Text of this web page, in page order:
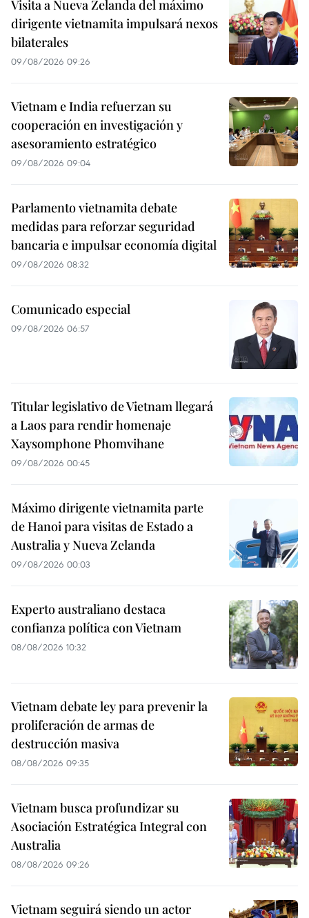
Visita a Nueva Zelanda del máximo
dirigente vietnamita impulsará nexos
bilaterales
09/08/2026 09:26
Vietnam e India refuerzan su
cooperación en investigación y
asesoramiento estratégico
09/08/2026 09:04
Parlamento vietnamita debate
medidas para reforzar seguridad
bancaria e impulsar economía digital
09/08/2026 08:32
Comunicado especial
09/08/2026 06:57
Titular legislativo de Vietnam llegará
a Laos para rendir homenaje
Xaysomphone Phomvihane
09/08/2026 00:45
Máximo dirigente vietnamita parte
de Hanoi para visitas de Estado a
Australia y Nueva Zelanda
09/08/2026 00:03
Experto australiano destaca
confianza política con Vietnam
08/08/2026 10:32
Vietnam debate ley para prevenir la
proliferación de armas de
destrucción masiva
08/08/2026 09:35
Vietnam busca profundizar su
Asociación Estratégica Integral con
Australia
08/08/2026 09:26
Vietnam seguirá siendo un actor